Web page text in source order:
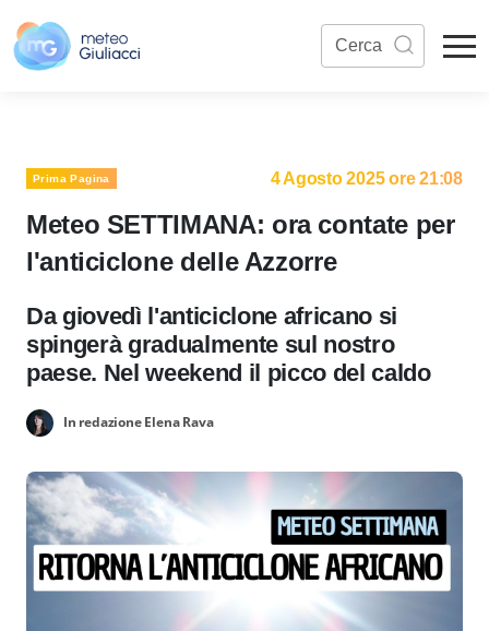
Prima Pagina 4 Agosto 2025 ore 21:08
Meteo SETTIMANA: ora contate per
l'anticiclone delle Azzorre
Da giovedì l'anticiclone africano si
spingerà gradualmente sul nostro
paese. Nel weekend il picco del caldo
In redazione Elena Rava